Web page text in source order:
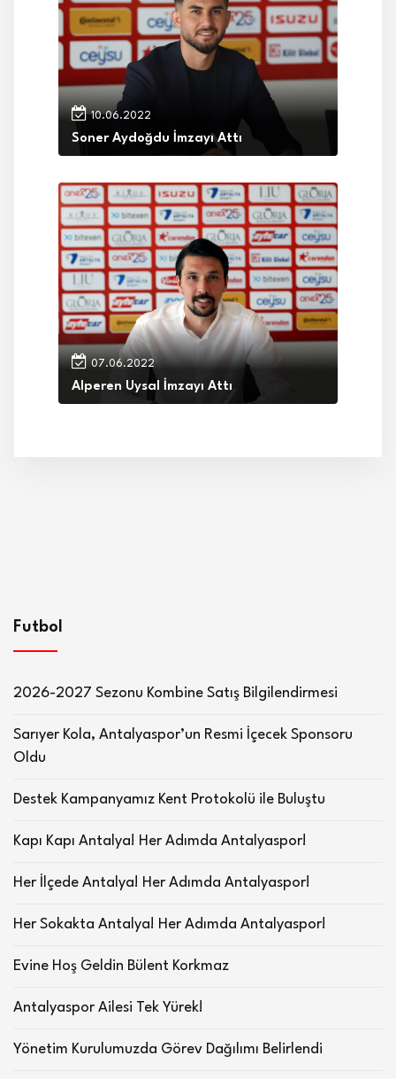
10.06.2022
Soner Aydoğdu İmzayı Attı
07.06.2022
Alperen Uysal İmzayı Attı
Futbol
2026-2027 Sezonu Kombine Satış Bilgilendirmesi
Sarıyer Kola, Antalyaspor’un Resmi İçecek Sponsoru
Oldu
Destek Kampanyamız Kent Protokolü ile Buluştu
Kapı Kapı Antalya! Her Adımda Antalyaspor!
Her İlçede Antalya! Her Adımda Antalyaspor!
Her Sokakta Antalya! Her Adımda Antalyaspor!
Evine Hoş Geldin Bülent Korkmaz
Antalyaspor Ailesi Tek Yürek!
Yönetim Kurulumuzda Görev Dağılımı Belirlendi